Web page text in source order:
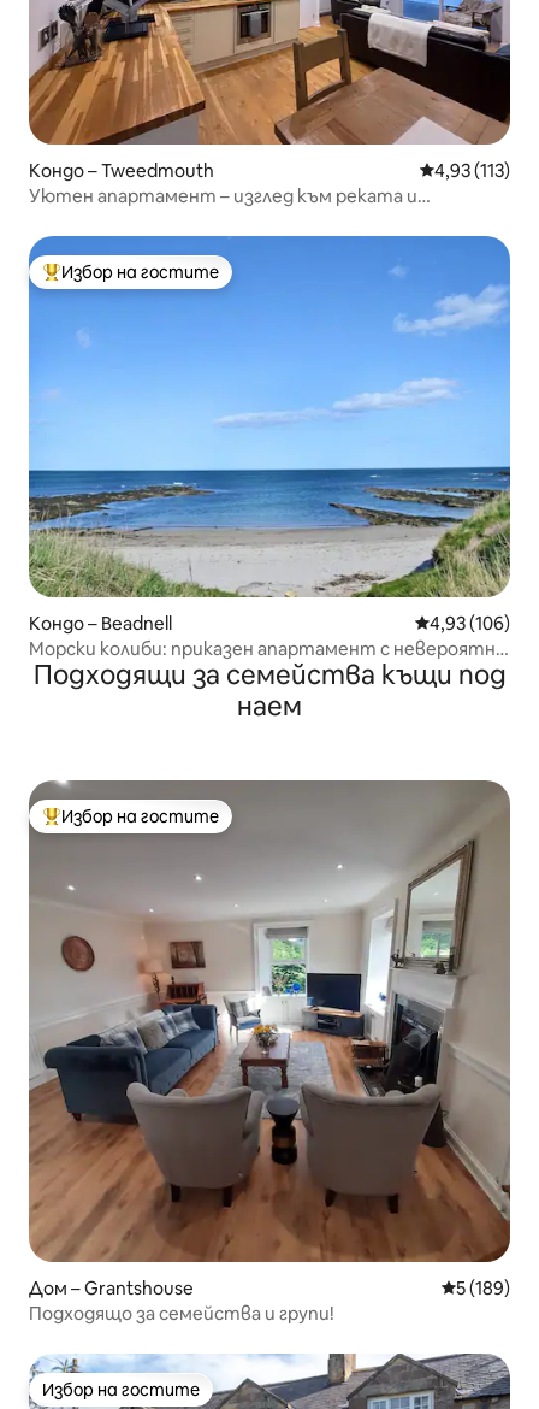
Кондо – Tweedmouth Средна
4,93 (113)
Уютен апартамент – изглед към реката и
Най-популярен избор на гостите
Избор на гостите
Кондо – Beadnell Средна
4,93 (106)
Морски колиби: приказен апартамент с невероятна
гледка към морето
Подходящи за семейства къщи под
наем
Най-популярен избор на гостите
Избор на гостите
Дом – Grantshouse Средна
5 (189)
Подходящо за семейства и групи!
Избор на гостите
Избор на гостите